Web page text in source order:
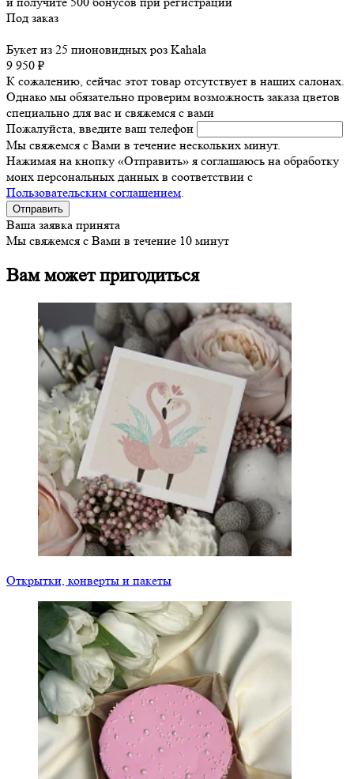
Под заказ
Букет из 25 пионовидных роз Kahala
9 950 ₽
К сожалению, сейчас этот товар отсутствует в наших салонах.
Однако мы обязательно проверим возможность заказа цветов
специально для вас и свяжемся с вами
Пожалуйста, введите ваш телефон
Мы свяжемся с Вами в течение нескольких минут.
Нажимая на кнопку «Отправить» я соглашаюсь на обработку
моих персональных данных в соответствии с
Пользовательским соглашением.
Ваша заявка принята
Мы свяжемся с Вами в течение 10 минут
Вам может пригодиться
Открытки, конверты и пакеты